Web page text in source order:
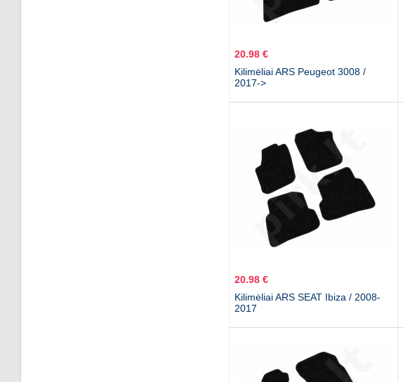
20.98 €
Kilimėliai ARS Peugeot 3008 /
2017->
20.98 €
Kilimėliai ARS SEAT Ibiza / 2008-
2017